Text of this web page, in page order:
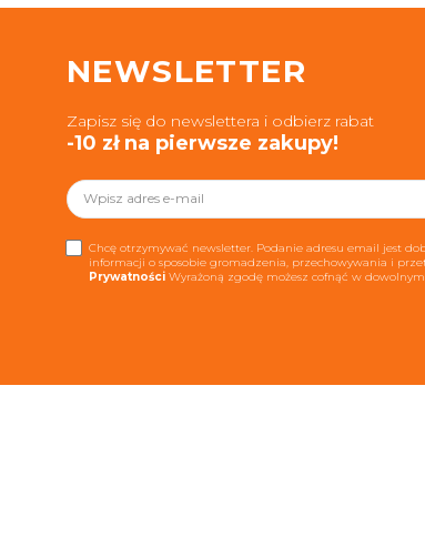
NEWSLETTER
Zapisz się do newslettera i odbierz rabat
-10 zł na pierwsze zakupy!
Chcę otrzymywać newsletter. Podanie adresu email jest
informacji o sposobie gromadzenia, przechowywania i
Prywatności Wyrażoną zgodę możesz cofnąć w